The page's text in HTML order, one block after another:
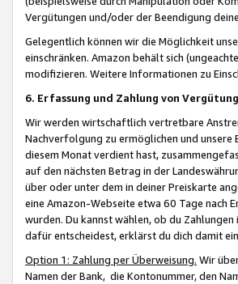
Vergütungen und/oder der Beendigung
Gelegentlich können wir die Möglichkeit
einschränken. Amazon behält sich
modifizieren. Weitere Informationen zu
6. Erfassung und Zahlung von
Wir werden wirtschaftlich vertretbare
Nachverfolgung zu ermöglichen und unsere
diesem Monat verdient hast,
auf den nächsten Betrag in der
über oder unter dem in deiner Preiskarte
eine Amazon-Webseite etwa 60 Tage nach
wurden. Du kannst wählen, ob du
dafür entscheidest, erklärst du dich damit
Option 1: Zahlung per Überweisung. Wir
Namen der Bank, die Kontonummer, den